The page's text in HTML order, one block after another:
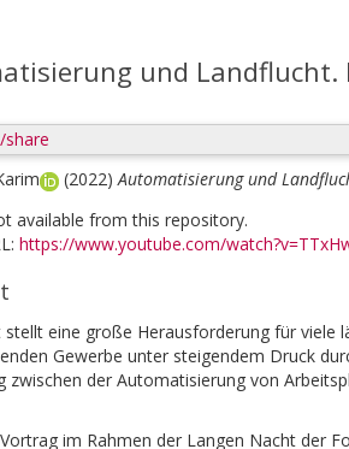
und Landflucht.
share
(2022)Automatisierung und
available from this repository.
https://www.youtube.com/
stellt eine große Herausforderung für viele
Gewerbe unter steigendem Druck
zwischen der Automatisierung von
im Rahmen der Langen Nacht der